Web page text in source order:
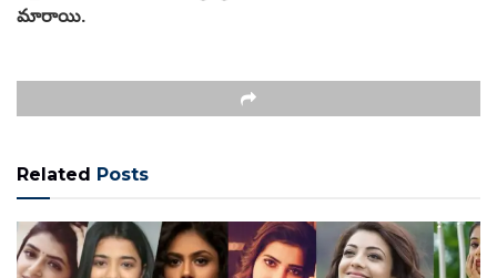
మారాయి.
Related Posts